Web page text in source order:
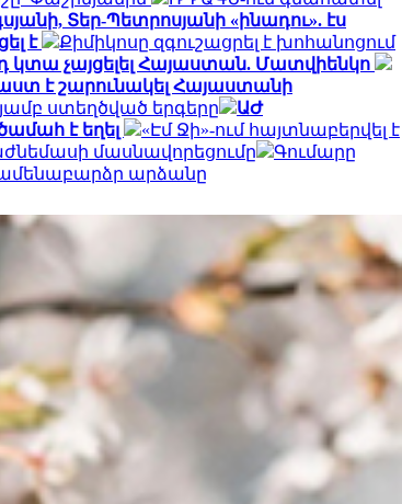
Տեր-Պետրոսյանի «ինադու». էս
է
Քիմիկոսը զգուշացրել է խոհանոցում
կտա չայցելել Հայաստան. Մատվիենկո
է շարունակել Հայաստանի
ստեղծված երգերը
ԱԺ
է եղել
«Էմ Ջի»-ում հայտնաբերվել է
մասնավորեցումը
Գումարը
արձանը